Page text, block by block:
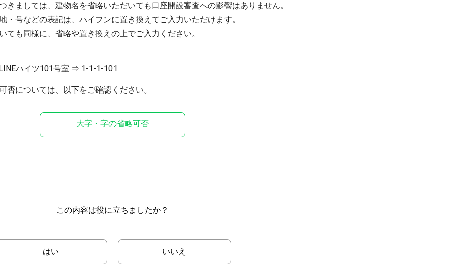
きましては、建物名を省略いただいても口座開設審査への影響はありません。
・号などの表記は、ハイフンに置き換えてご入力いただけます。
大字・字の省略可否
この内容は役に立ちましたか？
はい いいえ